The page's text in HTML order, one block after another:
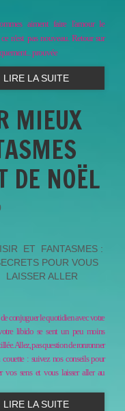
aiment faire l'amour le
n'est pas nouveau. Retour sur
prouvée
LIRE LA SUITE
MIEUX
DE NOËL
ET FANTASMES :
POUR VOUS
LAISSER ALLER
de conjuguer le quotidien avec votre
libido se sent un peu moins
Allez, pas question de ronronner
couette : suivez nos conseils pour
vos sens et vous laisser aller au
LIRE LA SUITE